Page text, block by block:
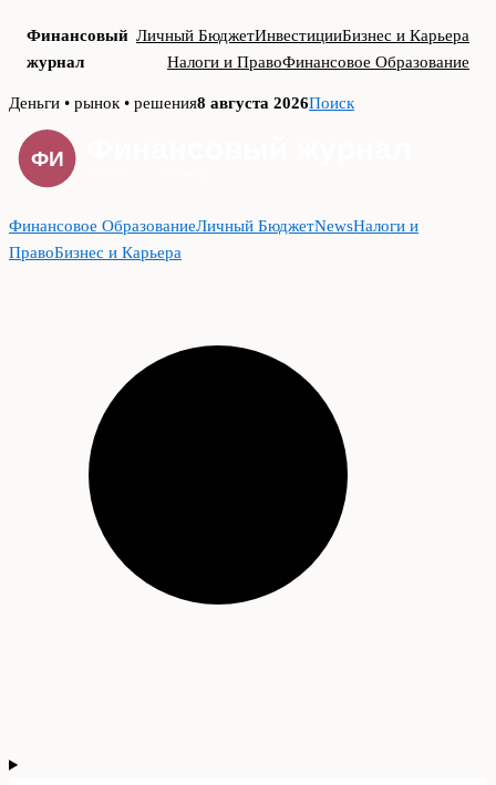
Финансовый
журнал
Личный БюджетИнвестицииБизнес и Карьера
Налоги и ПравоФинансовое Образование
Skip
content
Деньги • рынок • решения8 августа 2026Поиск
Финансовое ОбразованиеЛичный БюджетNewsНалоги и
ПравоБизнес и Карьера